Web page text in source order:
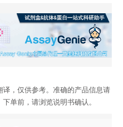
译，仅供参考。准确的产品信息请
单前，请浏览说明书确认。